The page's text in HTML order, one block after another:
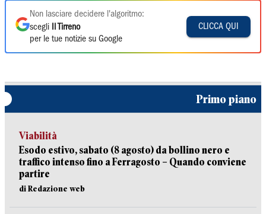
Non lasciare decidere l'algoritmo:
scegli
Il Tirreno
per le tue notizie su Google
CLICCA QUI
Primo piano
Viabilità
Esodo estivo, sabato (8 agosto) da bollino nero e
traffico intenso fino a Ferragosto – Quando conviene
partire
di Redazione web